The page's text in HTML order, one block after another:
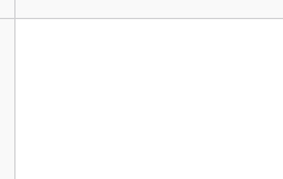
Deep Mask 1 шт